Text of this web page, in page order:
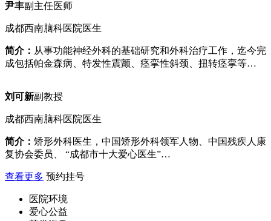
尹丰副主任医师
成都西南脑科医院医生
简介： 从事功能神经外科的基础研究和外科治疗工作，迄今完
成包括帕金森病、特发性震颤、痉挛性斜颈、扭转痉挛等…
刘可新副教授
成都西南脑科医院医生
简介： 矫形外科医生，中国矫形外科领军人物、中国残疾人康
复协会委员、 “成都市十大爱心医生”…
查看更多 预约挂号
医院环境
爱心公益